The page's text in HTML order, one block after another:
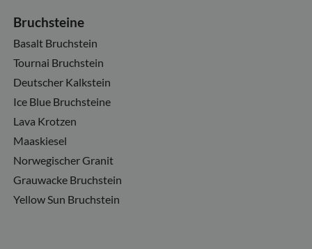
Bruchsteine
Basalt Bruchstein
Tournai Bruchstein
Deutscher Kalkstein
Ice Blue Bruchsteine
Lava Krotzen
Maaskiesel
Norwegischer Granit
Grauwacke Bruchstein
Yellow Sun Bruchstein